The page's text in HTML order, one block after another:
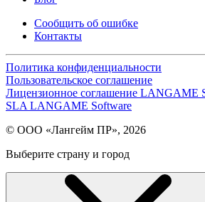
Сообщить об ошибке
Контакты
Политика конфиденциальности
Пользовательское соглашение
Лицензионное соглашение LANGAME
SLA LANGAME Software
© ООО «Лангейм ПР», 2026
Выберите страну и город